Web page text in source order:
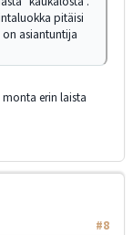
pitäisi
asiantuntija
erin laista
#8